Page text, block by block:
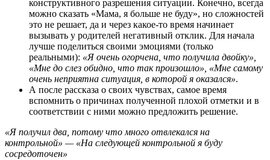
конструктивного разрешения ситуации. Конечно, всегда
можно сказать «Мама, я больше не буду», но сложностей
это не решает, да и через какое-то время начинает
вызывать у родителей негативный отклик. Для начала
лучше поделиться своими эмоциями (только
реальными): «Я очень огорчена, что получила двойку»,
«Мне до слез обидно, что так произошло», «Мне самому
очень неприятна ситуация, в которой я оказался».
А после рассказа о своих чувствах, самое время
вспомнить о причинах полученной плохой отметки и в
соответствии с ними можно предложить решение.
«Я получил два, потому что много отвлекался на
контрольной» — «На следующей контрольной я буду
сосредоточен»